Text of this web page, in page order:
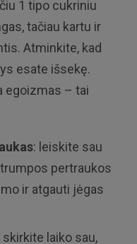
1 tipo cukriniu
tačiau kartu ir
Atminkite, kad
esate išsekę.
egoizmas – tai
: leiskite sau
pertraukos
ir atgauti jėgas
skirkite laiko sau,